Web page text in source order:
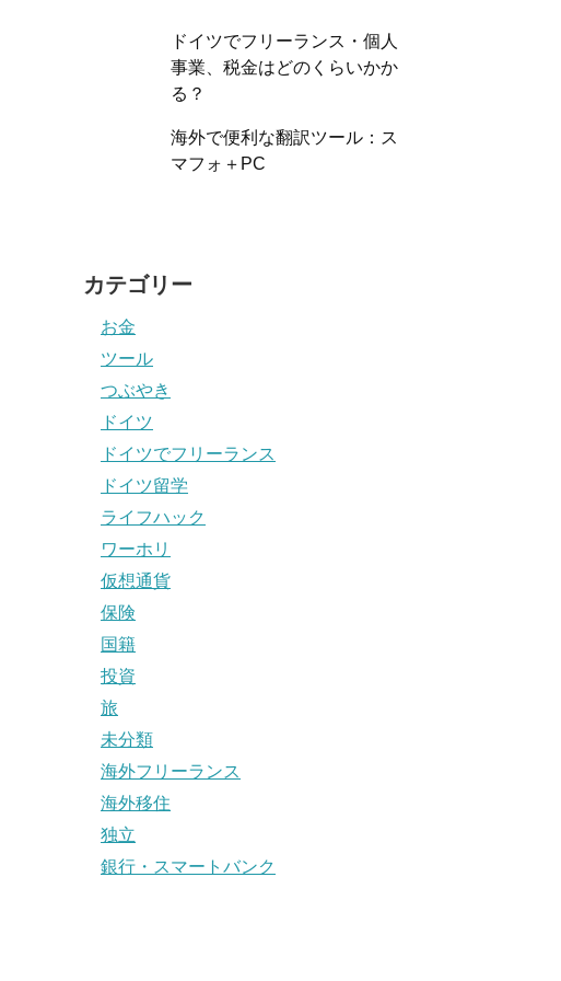
ドイツでフリーランス・個人
事業、税金はどのくらいかか
る？
海外で便利な翻訳ツール：ス
マフォ＋PC
カテゴリー
お金
ツール
つぶやき
ドイツ
ドイツでフリーランス
ドイツ留学
ライフハック
ワーホリ
仮想通貨
保険
国籍
投資
旅
未分類
海外フリーランス
海外移住
独立
銀行・スマートバンク